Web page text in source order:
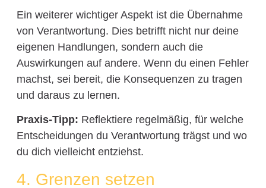
Ein weiterer wichtiger Aspekt ist die Übernahme
von Verantwortung. Dies betrifft nicht nur deine
eigenen Handlungen, sondern auch die
Auswirkungen auf andere. Wenn du einen Fehler
machst, sei bereit, die Konsequenzen zu tragen
und daraus zu lernen.
Praxis-Tipp: Reflektiere regelmäßig, für welche
Entscheidungen du Verantwortung trägst und wo
du dich vielleicht entziehst.
4. Grenzen setzen